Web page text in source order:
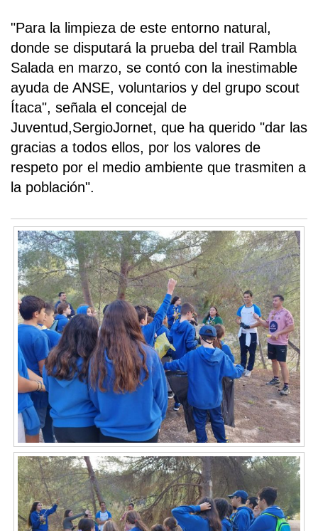
"Para la limpieza de este entorno natural,
donde se disputará la prueba del trail Rambla
Salada en marzo, se contó con la inestimable
ayuda de ANSE, voluntarios y del grupo scout
Ítaca", señala el concejal de
Juventud,SergioJornet, que ha querido "dar las
gracias a todos ellos, por los valores de
respeto por el medio ambiente que trasmiten a
la población".